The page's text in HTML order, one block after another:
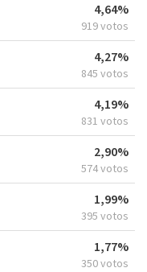
4,64%
919 votos
4,27%
845 votos
4,19%
831 votos
2,90%
574 votos
1,99%
395 votos
1,77%
350 votos